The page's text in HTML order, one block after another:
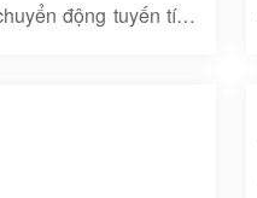
động tuyến tính.
kỹ thuật, lợi th...